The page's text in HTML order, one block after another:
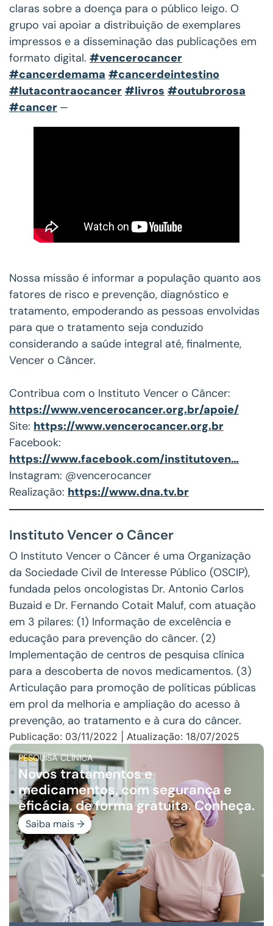
claras sobre a doença para o público leigo. O
grupo vai apoiar a distribuição de exemplares
impressos e a disseminação das publicações em
formato digital. #vencerocancer
#cancerdemama #cancerdeintestino
#lutacontraocancer #livros #outubrorosa
#cancer –
Nossa missão é informar a população quanto aos
fatores de risco e prevenção, diagnóstico e
tratamento, empoderando as pessoas envolvidas
para que o tratamento seja conduzido
considerando a saúde integral até, finalmente,
Vencer o Câncer.
Contribua com o Instituto Vencer o Câncer:
https://www.vencerocancer.org.br/apoie/
Site: https://www.vencerocancer.org.br
Facebook:
https://www.facebook.com/institutoven…
Instagram: @vencerocancer
Realização: https://www.dna.tv.br
Instituto Vencer o Câncer
O Instituto Vencer o Câncer é uma Organização
da Sociedade Civil de Interesse Público (OSCIP),
fundada pelos oncologistas Dr. Antonio Carlos
Buzaid e Dr. Fernando Cotait Maluf, com atuação
em 3 pilares: (1) Informação de excelência e
educação para prevenção do câncer. (2)
Implementação de centros de pesquisa clínica
para a descoberta de novos medicamentos. (3)
Articulação para promoção de políticas públicas
em prol da melhoria e ampliação do acesso à
prevenção, ao tratamento e à cura do câncer.
Publicação: 03/11/2022 | Atualização: 18/07/2025
PESQUISA CLÍNICA
Novos tratamentos e
medicamentos, com segurança e
eficácia, de forma gratuita. Conheça.
Saiba mais →